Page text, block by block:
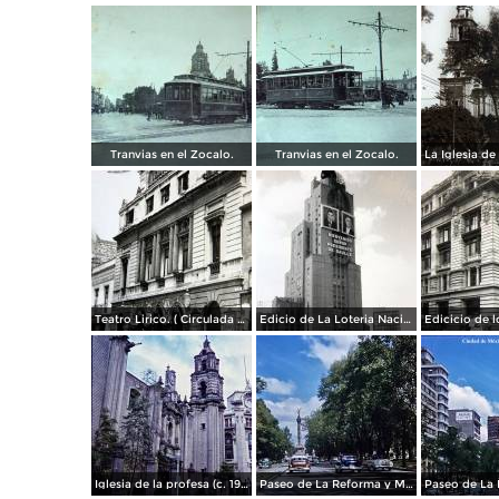
Tranvias en el Zocalo. Tranvias en el Zocalo.
Teatro Lirico. ( Circulada el 1 de Agosto de 1926 ). Edicio de La Loteria Nacional Ciudad de México Abril de 1964
Iglesia de la profesa (c. 1950) Paseo de La Reforma y Mto a La Independencia 1950 Paseo de La